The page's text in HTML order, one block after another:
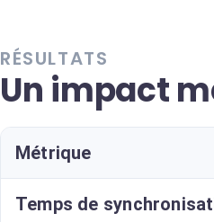
RÉSULTATS
Un impact
Métrique
Temps de